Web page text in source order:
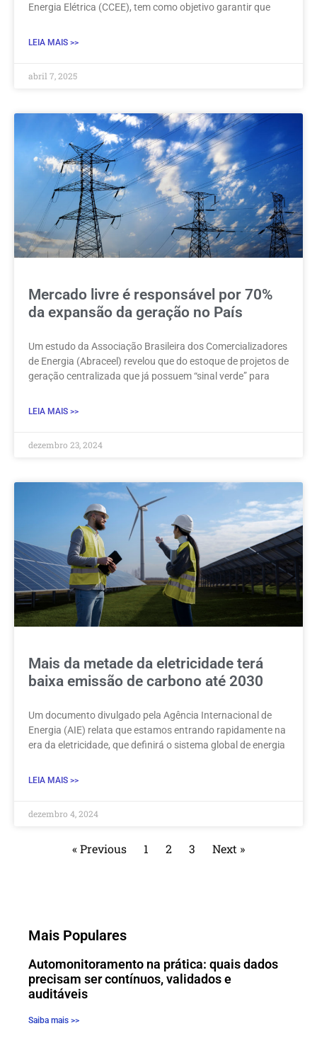
Energia Elétrica (CCEE), tem como objetivo garantir que
LEIA MAIS >>
abril 7, 2025
Mercado livre é responsável por 70%
da expansão da geração no País
Um estudo da Associação Brasileira dos Comercializadores
de Energia (Abraceel) revelou que do estoque de projetos de
geração centralizada que já possuem “sinal verde” para
LEIA MAIS >>
dezembro 23, 2024
Mais da metade da eletricidade terá
baixa emissão de carbono até 2030
Um documento divulgado pela Agência Internacional de
Energia (AIE) relata que estamos entrando rapidamente na
era da eletricidade, que definirá o sistema global de energia
LEIA MAIS >>
dezembro 4, 2024
« Previous 1 2 3 Next »
Mais Populares
Automonitoramento na prática: quais dados
precisam ser contínuos, validados e
auditáveis
Saiba mais >>